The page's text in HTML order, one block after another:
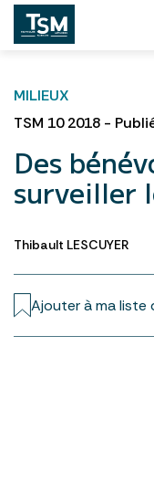
MILIEUX
TSM 10 2018 -
Des
surveiller
Thibault LESCUYER
Ajouter à ma liste